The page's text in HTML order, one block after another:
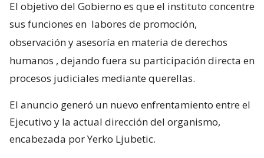
El objetivo del Gobierno es que el instituto concentre
sus funciones en labores de promoción,
observación y asesoría en materia de derechos
humanos , dejando fuera su participación directa en
procesos judiciales mediante querellas.
El anuncio generó un nuevo enfrentamiento entre el
Ejecutivo y la actual dirección del organismo,
encabezada por Yerko Ljubetic.